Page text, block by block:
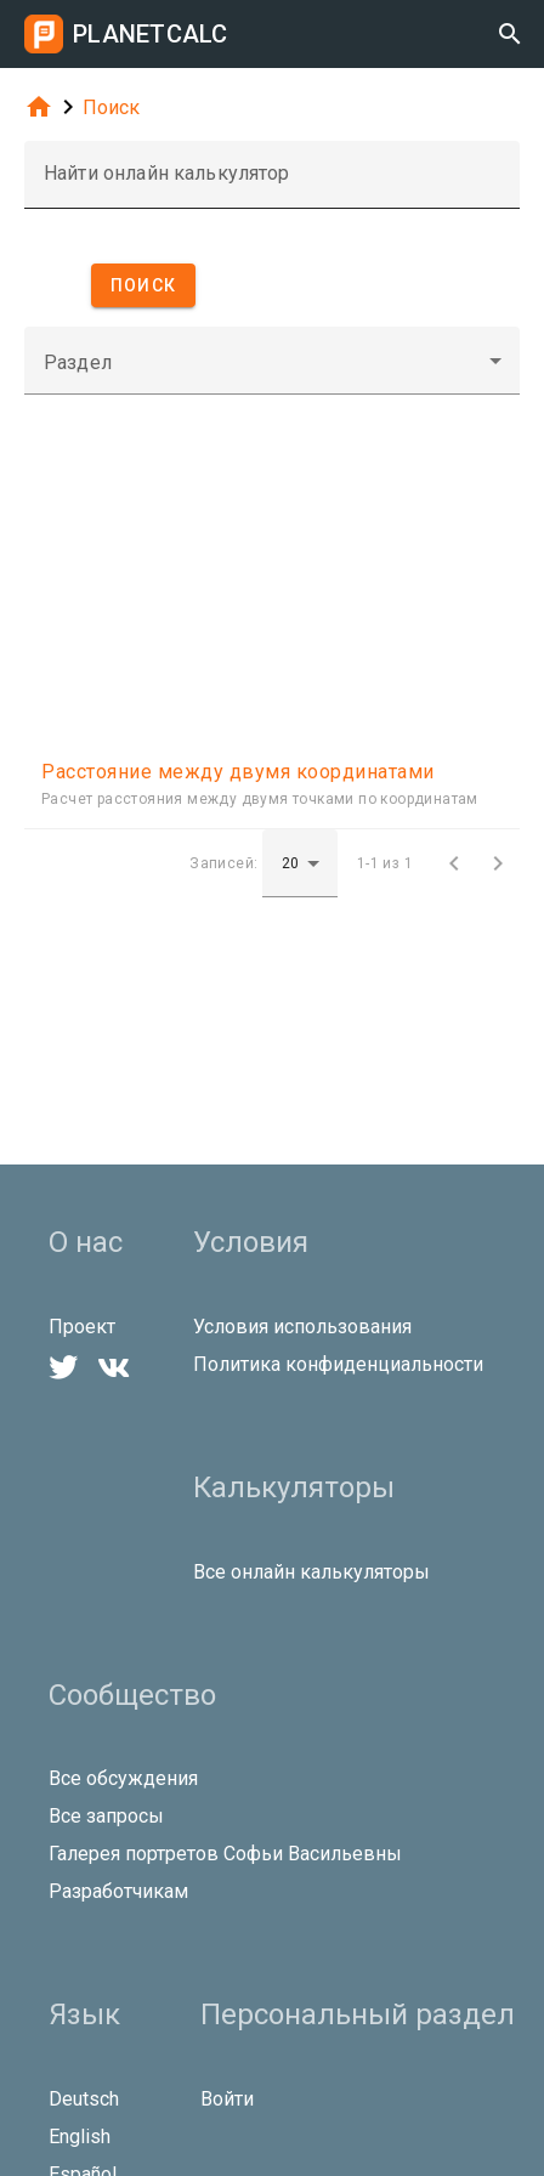
PLANETCALC 
  Поиск
Найти онлайн калькулятор
ПОИСК
Раздел
Расстояние между двумя координатами
Расчет расстояния между двумя точками по координатам
Записей: 1-1 из 1  
О нас
Проект
 
Условия
Условия использования
Политика конфиденциальности
Калькуляторы
Все онлайн калькуляторы
Сообщество
Все обсуждения
Все запросы
Галерея портретов Софьи Васильевны
Разработчикам
Язык
Deutsch
English
Персональный раздел
Войти